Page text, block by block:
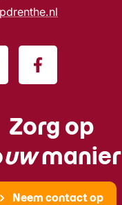
Zorg op
uwmanier
Neem contact op